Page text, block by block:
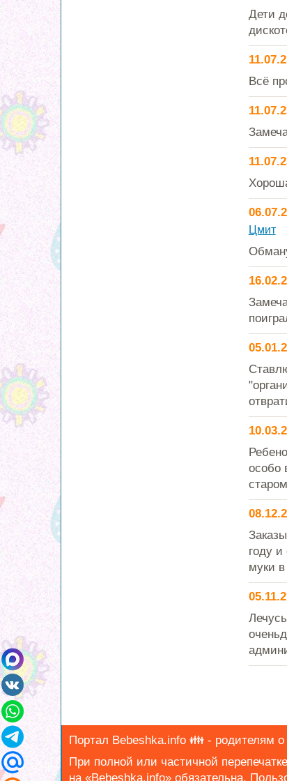
Дети
Всё
Цмит
особо
году
муки
Портал Bebeshka.info 👪 - родителям о
При полной или частичной
на «Bebeshka.info» обязательна.